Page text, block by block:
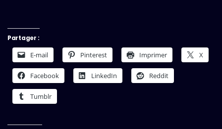
Partager :
E-mail Pinterest Imprimer X
Facebook LinkedIn Reddit
Tumblr